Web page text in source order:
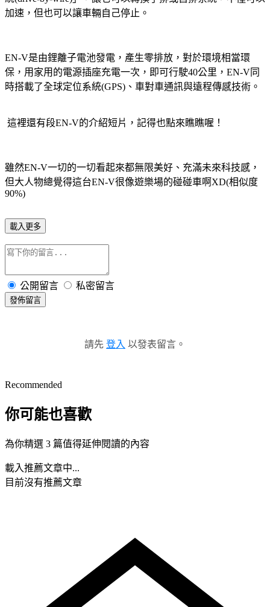
加速，但也可以讓車輛自己停止。
EN-V是由鋰離子電池發電，產生零排放，對於環境相當環
保，用家用的電源插座充電一次，即可行駛40公里，EN-V同
時搭載了全球定位系統(GPS)、車對車通訊與遠程傳感技術。
這裡還有段EN-V的介紹短片，記得也點來瞧瞧喔！
雖然EN-V一切的一切看起來都無限美好、充滿未來科技感，
但大人物總覺得這台EN-V很像遊樂場的碰碰車啊XD(相似度
90%)
載入更多
公開留言 私密留言
發佈留言
請先 登入 以發表留言。
Recommended
你可能也喜歡
為你精選 3 篇值得延伸閱讀的內容
載入推薦文章中...
目前沒有推薦文章